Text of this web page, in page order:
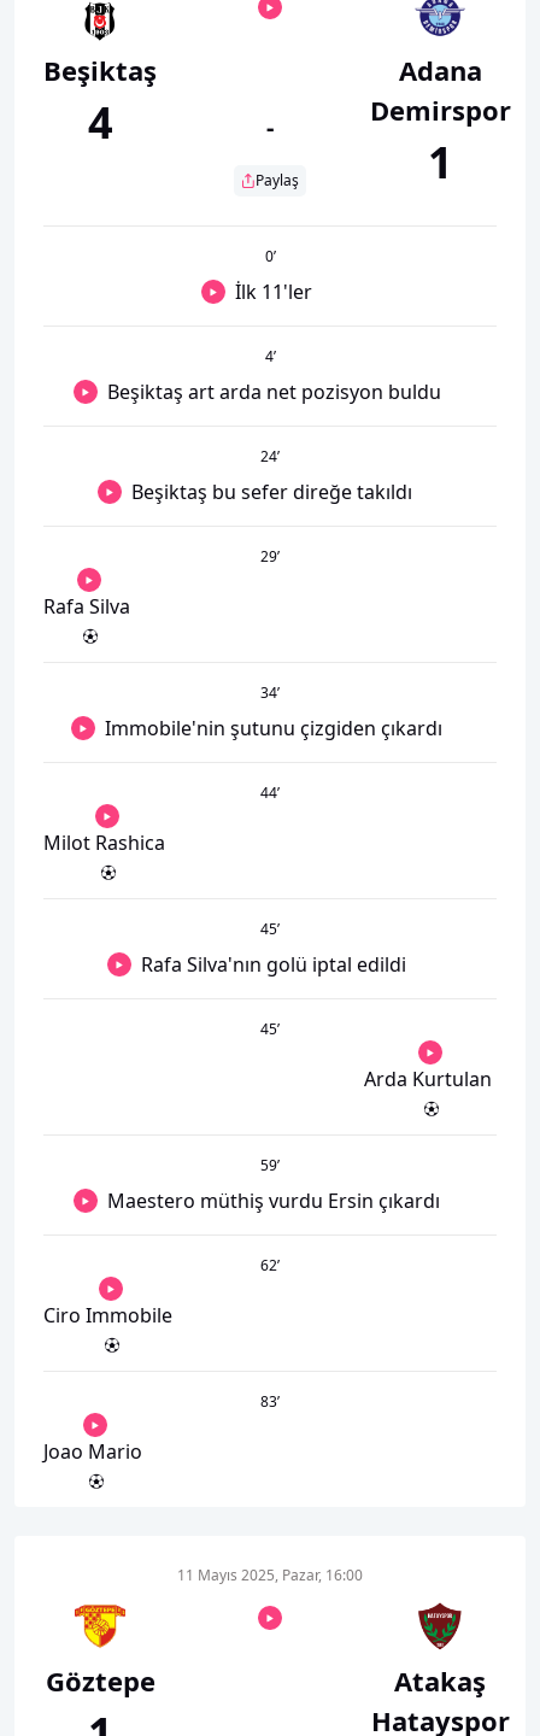
Beşiktaş
4 -
Paylaş
Adana
Demirspor
1
0’
İlk 11'ler
4’
Beşiktaş art arda net pozisyon buldu
24’
Beşiktaş bu sefer direğe takıldı
29’
Rafa Silva
34’
Immobile'nin şutunu çizgiden çıkardı
44’
Milot Rashica
45’
Rafa Silva'nın golü iptal edildi
45’
Arda Kurtulan
59’
Maestero müthiş vurdu Ersin çıkardı
62’
Ciro Immobile
83’
Joao Mario
Göztepe
11 Mayıs 2025, Pazar, 16:00
Atakaş
Hatayspor